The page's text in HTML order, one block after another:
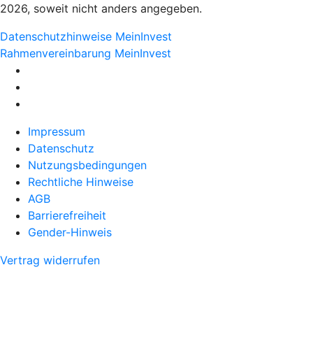
2026, soweit nicht anders angegeben.
Datenschutzhinweise MeinInvest
Rahmenvereinbarung MeinInvest
Impressum
Datenschutz
Nutzungsbedingungen
Rechtliche Hinweise
AGB
Barrierefreiheit
Gender-Hinweis
Vertrag widerrufen